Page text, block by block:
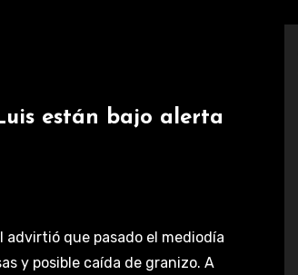
están bajo alerta
advirtió que pasado el mediodía
y posible caída de granizo. A